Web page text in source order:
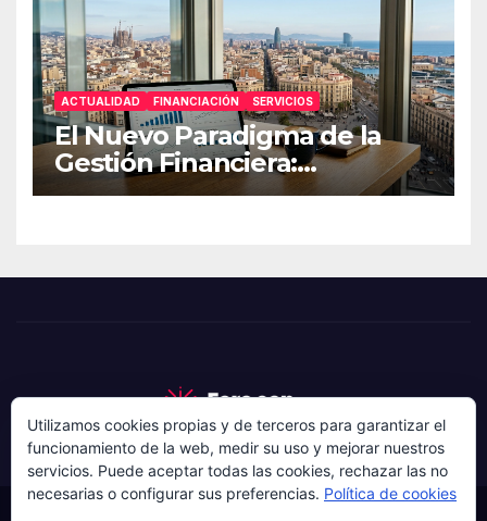
ACTUALIDAD FINANCIACIÓN SERVICIOS
El Nuevo Paradigma de la
Gestión Financiera:
Estrategias de Resiliencia
Utilizamos cookies propias y de terceros para garantizar el
funcionamiento de la web, medir su uso y mejorar nuestros
servicios. Puede aceptar todas las cookies, rechazar las no
necesarias o configurar sus preferencias. Política de cookies